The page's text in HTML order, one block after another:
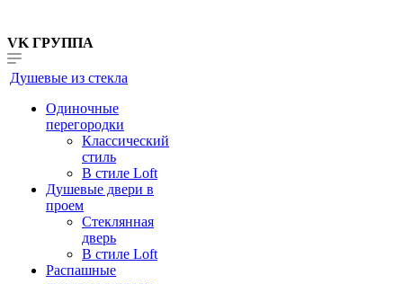
VK ГРУППА
Душевые из стекла
Одиночные
перегородки
Классический
стиль
В стиле Loft
Душевые двери в
проем
Стеклянная
дверь
В стиле Loft
Распашные